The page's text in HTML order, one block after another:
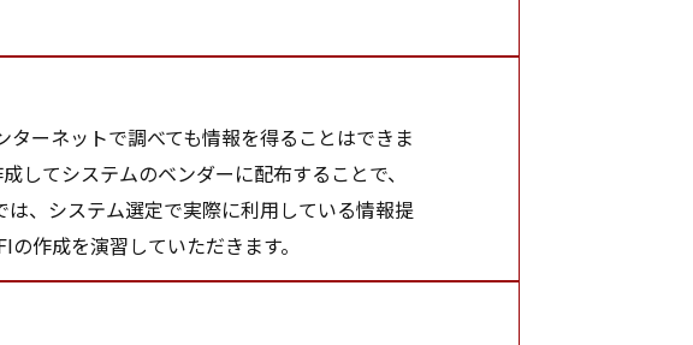
ーネットで調べても情報を得ることはできま
してシステムのベンダーに配布することで、
、システム選定で実際に利用している情報提
作成を演習していただきます。